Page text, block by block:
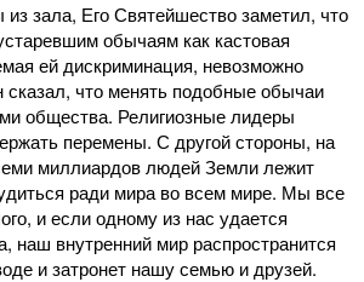
зала, Его Святейшество заметил, что
обычаям как кастовая
ей дискриминация, невозможно
сказал, что менять подобные обычаи
общества. Религиозные лидеры
перемены. С другой стороны, на
миллиардов людей Земли лежит
ради мира во всем мире. Мы все
и если одному из нас удается
наш внутренний мир распространится
и затронет нашу семью и друзей.